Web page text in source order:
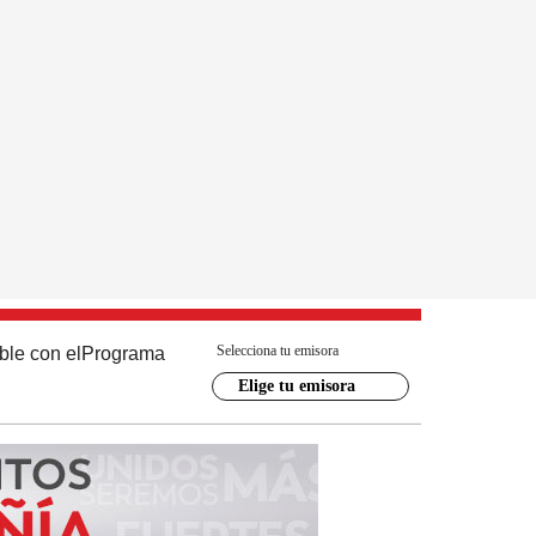
con el Programa Selecciona tu emisora
Elige tu emisora